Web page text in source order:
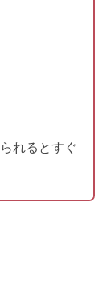
れるとすぐ